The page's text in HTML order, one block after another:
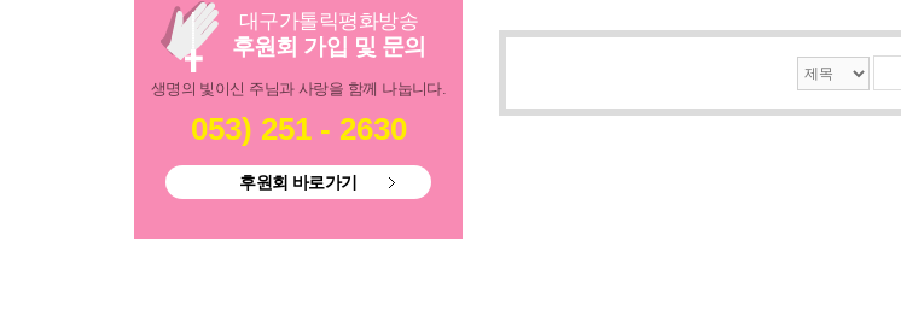
대구가톨릭평화방송
후원회 가입 및 문의
생명의 빛이신 주님과 사랑을 함께 나눕니다.
053) 251 - 2630
후원회 바로가기